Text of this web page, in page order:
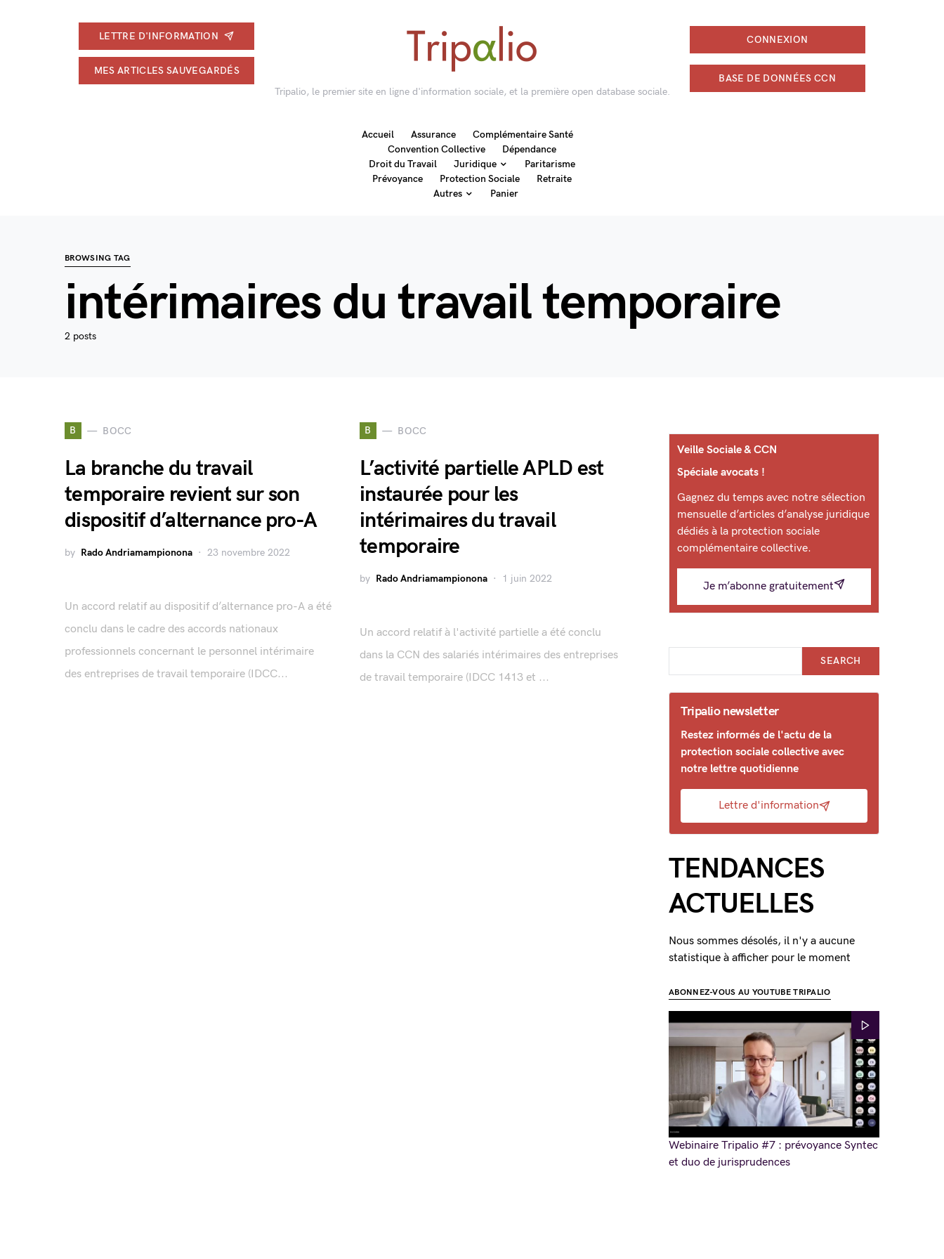
LETTRE D'INFORMATION
MES ARTICLES SAUVEGARDÉS
Tripalio, le premier site en ligne d'information sociale, et la première open database sociale.
CONNEXION
BASE DE DONNÉES CCN
Accueil Assurance
Complémentaire Santé
Convention Collective
Dépendance
Droit du Travail
Juridique
Paritarisme
Prévoyance
Protection Sociale
Retraite
Autres
Panier
BROWSING TAG
intérimaires du travail temporaire
2 posts
B BOCC
La branche du travail
temporaire revient sur son
dispositif d’alternance pro-A
by Rado Andriamampionona 23 novembre 2022
Un accord relatif au dispositif d’alternance pro-A a été
conclu dans le cadre des accords nationaux
professionnels concernant le personnel intérimaire
des entreprises de travail temporaire (IDCC...
B BOCC
L’activité partielle APLD est
instaurée pour les
intérimaires du travail
temporaire
by Rado Andriamampionona 1 juin 2022
Un accord relatif à l'activité partielle a été conclu
dans la CCN des salariés intérimaires des entreprises
de travail temporaire (IDCC 1413 et ...
Veille Sociale & CCN
Spéciale avocats !
Gagnez du temps avec notre sélection
mensuelle d’articles d’analyse juridique
dédiés à la protection sociale
complémentaire collective.
Je m’abonne gratuitement
SEARCH
Tripalio newsletter
Restez informés de l'actu de la
protection sociale collective avec
notre lettre quotidienne
Lettre d'information
TENDANCES
ACTUELLES
Nous sommes désolés, il n'y a aucune
statistique à afficher pour le moment
ABONNEZ-VOUS AU YOUTUBE TRIPALIO
Webinaire Tripalio #7 : prévoyance Syntec
et duo de jurisprudences